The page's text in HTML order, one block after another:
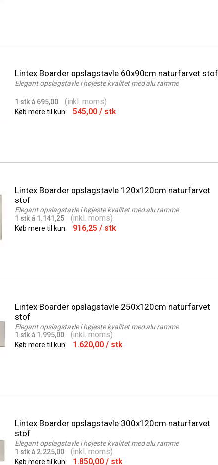
Lintex Boarder opslagstavle 60x90cm naturfarvet stof
Elegant opslagstavle i højeste kvalitet med alu ramme
1 stk á 695,00 (inkl. moms)
Køb mere til kun: 545,00 / stk
Lintex Boarder opslagstavle 120x120cm naturfarvet
stof
Elegant opslagstavle i højeste kvalitet med alu ramme
1 stk á 1.141,25
(inkl. moms)
Køb mere til kun: 916,25 / stk
Lintex Boarder opslagstavle 250x120cm naturfarvet
stof
Elegant opslagstavle i højeste kvalitet med alu ramme
1 stk á 1.995,00
(inkl. moms)
Køb mere til kun: 1.620,00 / stk
Lintex Boarder opslagstavle 300x120cm naturfarvet
stof
Elegant opslagstavle i højeste kvalitet med alu ramme
1 stk á 2.225,00
(inkl. moms)
Køb mere til kun: 1.850,00 / stk